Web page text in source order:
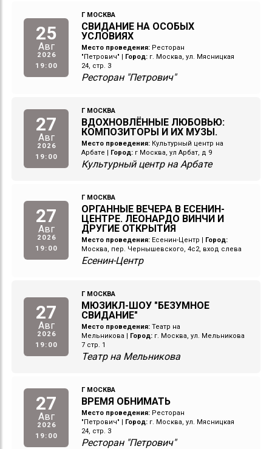
25
Авг
2026
19:00
Г МОСКВА
СВИДАНИЕ НА ОСОБЫХ
УСЛОВИЯХ
Место проведения: Ресторан
"Петрович" | Город: г. Москва, ул. Мясницкая
24, стр. 3
Ресторан "Петрович"
27
Авг
2026
19:00
Г МОСКВА
ВДОХНОВЛЁННЫЕ ЛЮБОВЬЮ:
КОМПОЗИТОРЫ И ИХ МУЗЫ.
Место проведения: Культурный центр на
Арбате | Город: г Москва, ул Арбат, д 9
Культурный центр на Арбате
27
Авг
2026
19:00
Г МОСКВА
ОРГАННЫЕ ВЕЧЕРА В ЕСЕНИН-
ЦЕНТРЕ. ЛЕОНАРДО ВИНЧИ И
ДРУГИЕ ОТКРЫТИЯ
Место проведения: Есенин-Центр | Город:
Москва, пер. Чернышевского, 4с2, вход слева
Есенин-Центр
27
Авг
2026
19:00
Г МОСКВА
МЮЗИКЛ-ШОУ "БЕЗУМНОЕ
СВИДАНИЕ"
Место проведения: Театр на
Мельникова | Город: г. Москва, ул. Мельникова
7 стр. 1
Театр на Мельникова
27
Авг
2026
19:00
Г МОСКВА
ВРЕМЯ ОБНИМАТЬ
Место проведения: Ресторан
"Петрович" | Город: г. Москва, ул. Мясницкая
24, стр. 3
Ресторан "Петрович"